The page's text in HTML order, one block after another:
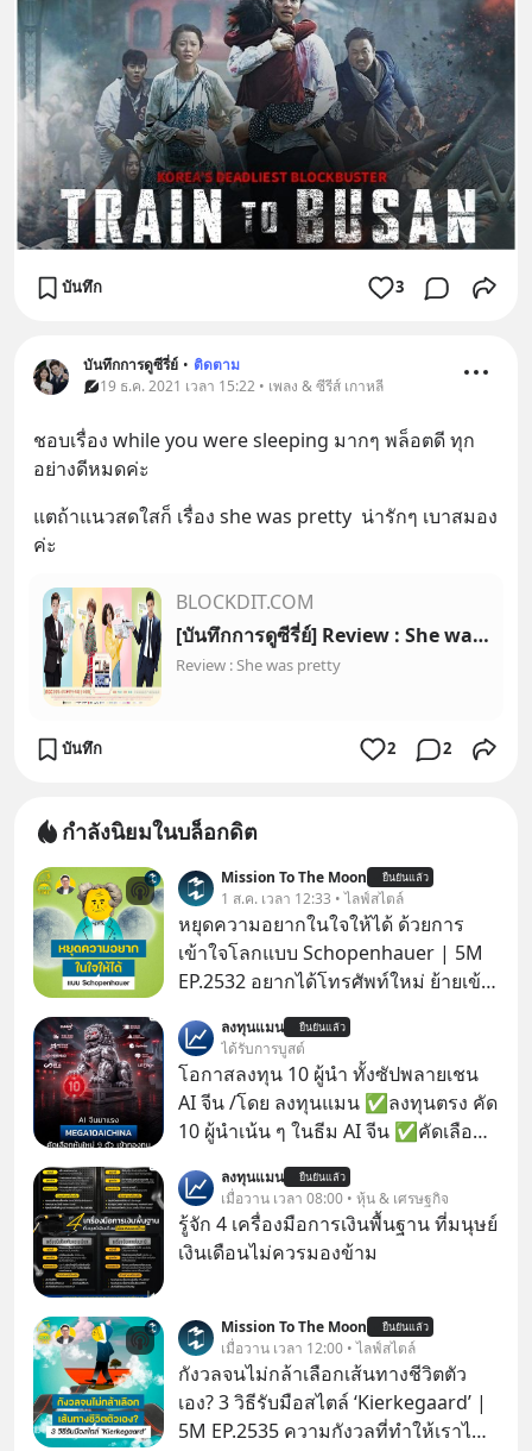
บันทึก 3
บันทึกการดูซีรี่ย์ • ติดตาม
19 ธ.ค. 2021 เวลา 15:22 • เพลง & ซีรีส์ เกาหลี
ชอบเรื่อง while you were sleeping มากๆ พล็อตดี ทุก
อย่างดีหมดค่ะ
แตถ้าแนวสดใสก็ เรื่อง she was pretty  น่ารักๆ เบาสมอง
ค่ะ
BLOCKDIT.COM
[บันทึกการดูซีรี่ย์] Review : She was pretty
Review : She was pretty
บันทึก 2 2
กำลังนิยมในบล็อกดิต
Mission To The Moon ยืนยันแล้ว
1 ส.ค. เวลา 12:33 • ไลฟ์สไตล์
หยุดความอยากในใจให้ได้ ด้วยการ
เข้าใจโลกแบบ Schopenhauer | 5M
EP.2532 อยากได้โทรศัพท์ใหม่ ย้ายเข้า
เคยสงสัยไหมว่าทำไมพอได้ของที่อยาก
ได้มาแล้วความสุขนั้นกลับอยู่กับเราได้
ไม่นาน? นี่คือกลไกพื้นฐานของมนุษย์ที่
Arthur Schopenhauer นักปรัชญา
ชาวเยอรมันเคยอธิบายไว้เมื่อ 200 กว่า
ปีก่อน แล้วเราจะหยุดวงจรความอยาก
ในใจเพื่อความสุขที่ยั่งยืนได้อย่างไร?
ติดตามได้ในพอดแคสต์ 5M EP. นี้
#goodtime #5minutespodcast
ลงทุนแมน ยืนยันแล้ว
ได้รับการบูสต์
โอกาสลงทุน 10 ผู้นำ ทั้งซัปพลายเชน
AI จีน /โดย ลงทุนแมน ✅ลงทุนตรง คัด
10 ผู้นำเน้น ๆ ในธีม AI จีน ✅คัดเลือก
เจ้าของผู้นำ AI จีน ตั้งแต่โรงงานผลิตชิป
หน่วยความจำ โมเดล AI ยันหุ่นยนต์
✅ได้การรับยกเว้นภาษี Capital Gain
ลงทุนแมน ยืนยันแล้ว
เมื่อวาน เวลา 08:00 • หุ้น & เศรษฐกิจ
รู้จัก 4 เครื่องมือการเงินพื้นฐาน ที่มนุษย์
เงินเดือนไม่ควรมองข้าม
Mission To The Moon ยืนยันแล้ว
เมื่อวาน เวลา 12:00 • ไลฟ์สไตล์
กังวลจนไม่กล้าเลือกเส้นทางชีวิตตัว
เอง? 3 วิธีรับมือสไตล์ ‘Kierkegaard’ |
5M EP.2535 ความกังวลที่ทำให้เราไม่